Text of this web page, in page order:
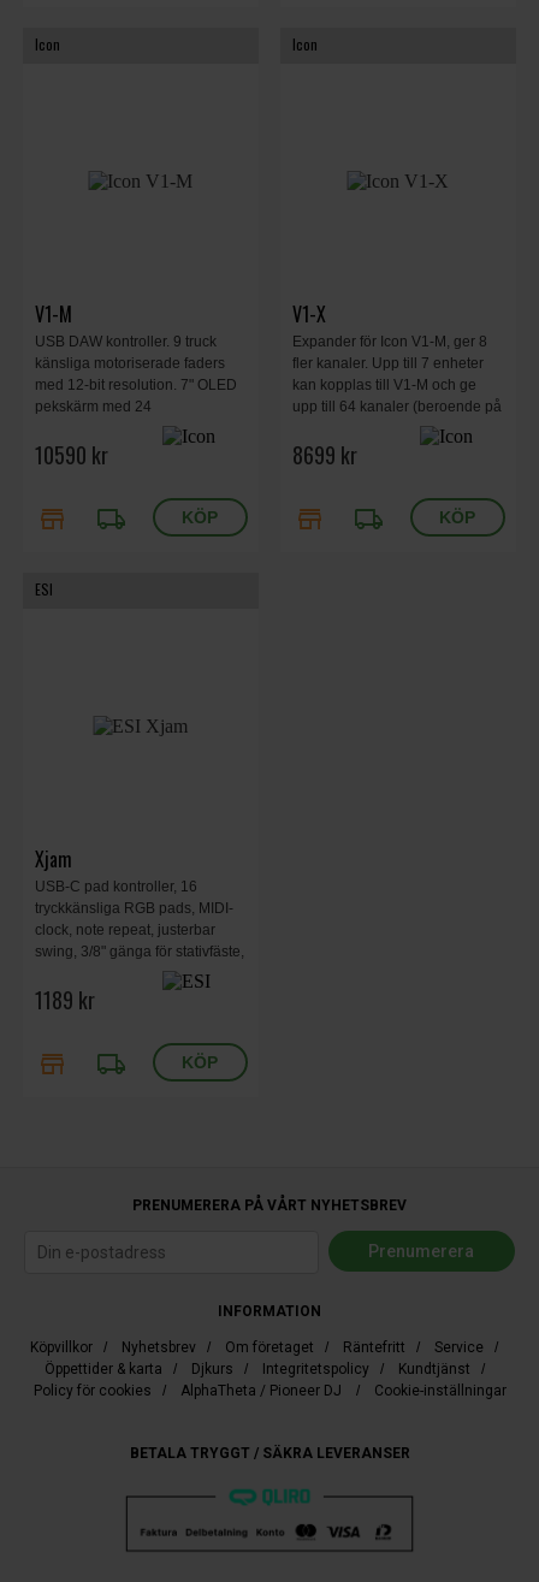
Icon
V1-M
USB DAW kontroller. 9 truck
känsliga motoriserade faders
med 12-bit resolution. 7" OLED
pekskärm med 24
programmerbara paneler och 5
lager, totalt 120 kontrollerbara
10590 kr
store local_shipping
Icon
V1-X
Expander för Icon V1-M, ger 8
fler kanaler. Upp till 7 enheter
kan kopplas till V1-M och ge
upp till 64 kanaler (beroende på
8699 kr
store local_shipping
ESI
Xjam
USB-C pad kontroller, 16
tryckkänsliga RGB pads, MIDI-
clock, note repeat, justerbar
swing, 3/8" gänga för stativfäste,
MIDI ut, fotpedal in, 200x26x135
mm, 383 g
1189 kr
store local_shipping
PRENUMERERA PÅ VÅRT NYHETSBREV
INFORMATION
Köpvillkor / Nyhetsbrev / Om företaget / Räntefritt / Service /
Öppettider & karta / Djkurs / Integritetspolicy / Kundtjänst /
Policy för cookies / AlphaTheta / Pioneer DJ / Cookie-inställningar
BETALA TRYGGT / SÄKRA LEVERANSER